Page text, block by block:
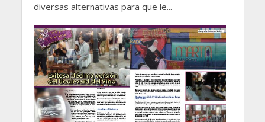
diversas alternativas para que le...